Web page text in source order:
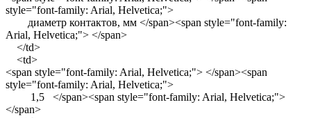
style="font-family: Arial, Helvetica;">
диаметр контактов, мм </span><span style="font-family:
Arial, Helvetica;"> </span>
</td>
<td>
<span style="font-family: Arial, Helvetica;"> </span><span
style="font-family: Arial, Helvetica;">
1,5 </span><span style="font-family: Arial, Helvetica;">
</span>